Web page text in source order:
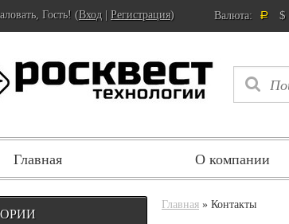
Гость! (Вход | Регистрация) Валюта: Р $
Главная О компании
Главная » Контакты